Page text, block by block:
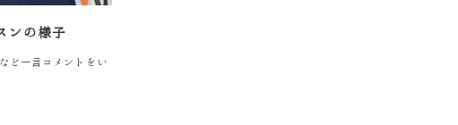
ンの様子
ど一言コメントをい